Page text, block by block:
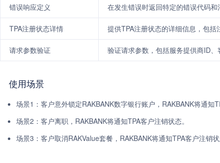
错误响应定义 在发生错误时返回特定的错误代码和
TPA注册状态详情 提供TPA注册状态的详细信息，包
请求参数验证 验证请求参数，包括服务提供商ID
使用场景
场景1：客户意外锁定RAKBANK数字银行账户，RAKBANK将通知
场景2：客户离职，RAKBANK将通知TPA客户注销状态。
场景3：客户取消RAKValue套餐，RAKBANK将通知TPA客户注销